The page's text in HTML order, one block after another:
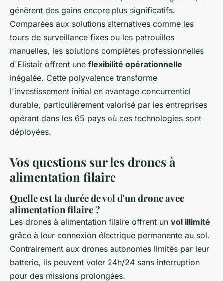
génèrent des gains encore plus significatifs.
Comparées aux solutions alternatives comme les
tours de surveillance fixes ou les patrouilles
manuelles, les solutions complètes professionnelles
d'Elistair offrent une flexibilité opérationnelle
inégalée. Cette polyvalence transforme
l'investissement initial en avantage concurrentiel
durable, particulièrement valorisé par les entreprises
opérant dans les 65 pays où ces technologies sont
déployées.
Vos questions sur les drones à
alimentation filaire
Quelle est la durée de vol d'un drone avec
alimentation filaire ?
Les drones à alimentation filaire offrent un vol illimité
grâce à leur connexion électrique permanente au sol.
Contrairement aux drones autonomes limités par leur
batterie, ils peuvent voler 24h/24 sans interruption
pour des missions prolongées.